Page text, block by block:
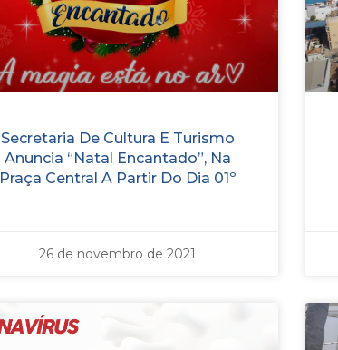
Secretaria De Cultura E Turismo
Anuncia “Natal Encantado”, Na
Praça Central A Partir Do Dia 01º
26 de novembro de 2021